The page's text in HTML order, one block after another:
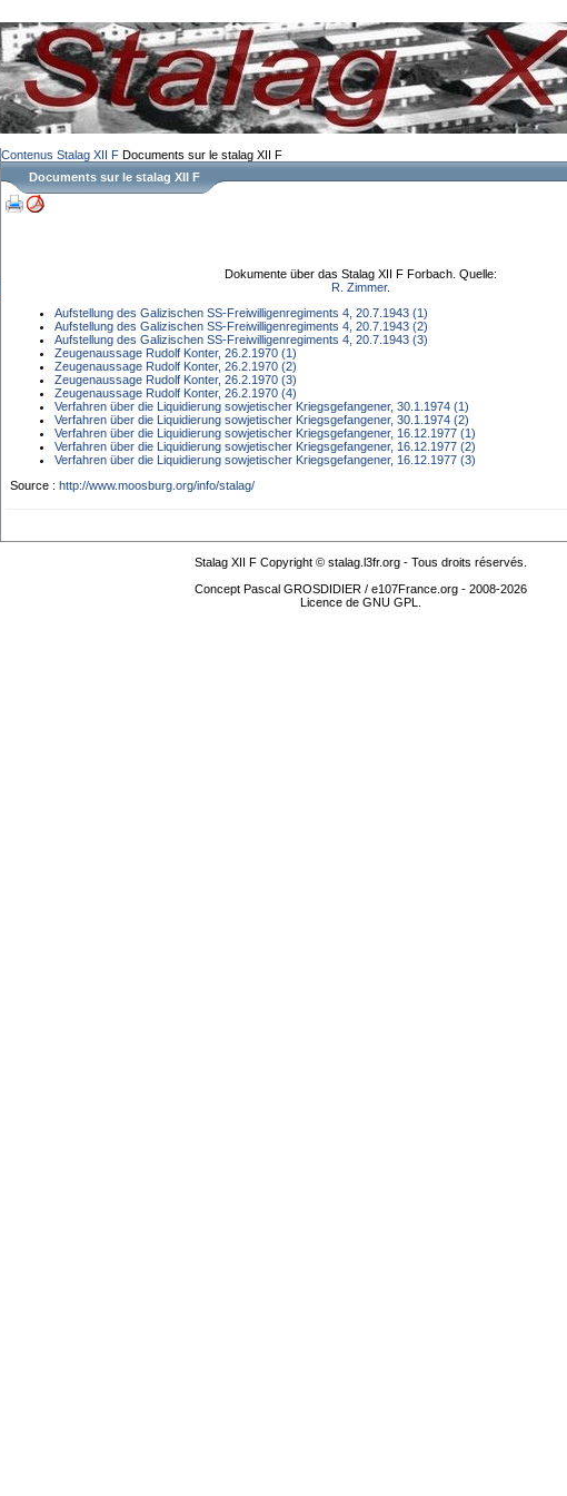
Contenus Stalag XII F Documents sur le stalag XII F
Documents sur le stalag XII F
Dokumente über das Stalag XII F Forbach. Quelle:
R. Zimmer.
Aufstellung des Galizischen SS-Freiwilligenregiments 4, 20.7.1943 (1)
Aufstellung des Galizischen SS-Freiwilligenregiments 4, 20.7.1943 (2)
Aufstellung des Galizischen SS-Freiwilligenregiments 4, 20.7.1943 (3)
Zeugenaussage Rudolf Konter, 26.2.1970 (1)
Zeugenaussage Rudolf Konter, 26.2.1970 (2)
Zeugenaussage Rudolf Konter, 26.2.1970 (3)
Zeugenaussage Rudolf Konter, 26.2.1970 (4)
Verfahren über die Liquidierung sowjetischer Kriegsgefangener, 30.1.1974 (1)
Verfahren über die Liquidierung sowjetischer Kriegsgefangener, 30.1.1974 (2)
Verfahren über die Liquidierung sowjetischer Kriegsgefangener, 16.12.1977 (1)
Verfahren über die Liquidierung sowjetischer Kriegsgefangener, 16.12.1977 (2)
Verfahren über die Liquidierung sowjetischer Kriegsgefangener, 16.12.1977 (3)
Source : http://www.moosburg.org/info/stalag/
Stalag XII F Copyright © stalag.l3fr.org - Tous droits réservés.
Concept Pascal GROSDIDIER / e107France.org - 2008-2026
Licence de GNU GPL.